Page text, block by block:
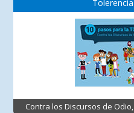
Contra los Discursos de